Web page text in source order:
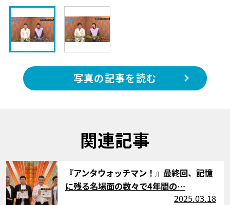
写真の記事を読む
関連記事
サムネイル
『アンタウォッチマン！』最終回、記憶
に残る名場面の数々で4年間の…
2025.03.18